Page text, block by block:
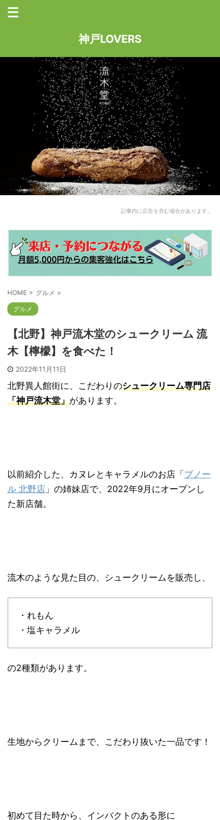
神戸LOVERS
記事内に広告を含む場合があります。
HOME > グルメ >
グルメ
【北野】神戸流木堂のシュークリーム 流
木【檸檬】を食べた！
2022年11月11日
北野異人館街に、こだわりのシュークリーム専門店
「神戸流木堂」があります。
以前紹介した、カヌレとキャラメルのお店「プノー
ル 北野店 」の姉妹店で、2022年9月にオープンし
た新店舗。
流木のような見た目の、シュークリームを販売し、
・れもん
・塩キャラメル
の2種類があります。
生地からクリームまで、こだわり抜いた一品です！
初めて目た時から、インパクトのある形に